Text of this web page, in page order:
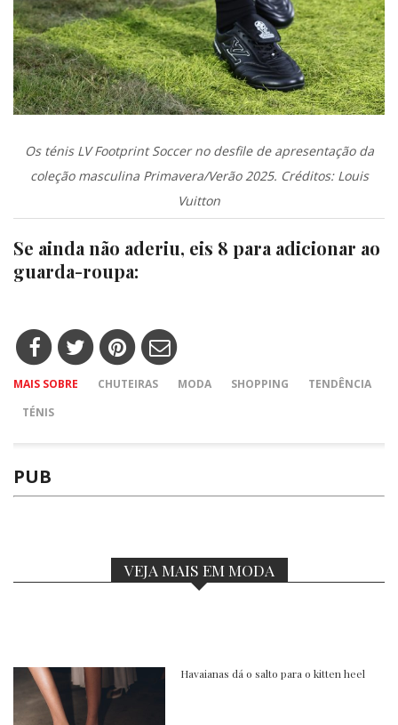
Os ténis LV Footprint Soccer no desfile de apresentação da
coleção masculina Primavera/Verão 2025. Créditos: Louis
Vuitton
Se ainda não aderiu, eis 8 para adicionar ao
guarda-roupa:
MAIS SOBRE CHUTEIRAS MODA SHOPPING
TENDÊNCIA
TÉNIS
PUB
VEJA MAIS EM MODA
Havaianas dá o salto para o kitten heel